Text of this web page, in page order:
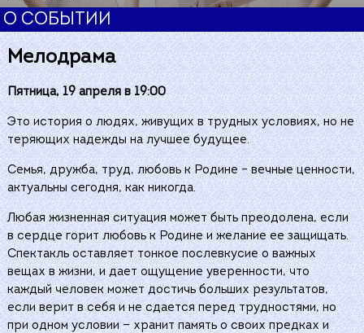
О СОБЫТИИ
Мелодрама
Пятница, 19 апреля в 19:00
Это история о людях, живущих в трудных условиях, но не
теряющих надежды на лучшее будущее.
Семья, дружба, труд, любовь к Родине – вечные ценности,
актуальны сегодня, как никогда.
Любая жизненная ситуация может быть преодолена, если
в сердце горит любовь к Родине и желание ее защищать.
Спектакль оставляет тонкое послевкусие о важных
вещах в жизни, и дает ощущение уверенности, что
каждый человек может достичь больших результатов,
если верит в себя и не сдается перед трудностями, но
при одном условии — хранит память о своих предках и